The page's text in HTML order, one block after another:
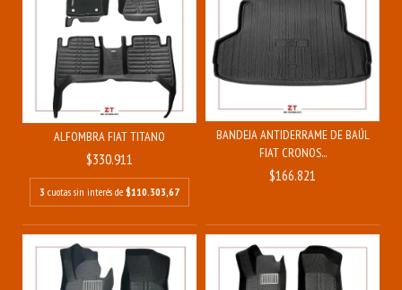
ALFOMBRA FIAT TITANO
$330.911
3 cuotas sin interés de $110.303,67
BANDEJA ANTIDERRAME DE BAÚL
FIAT CRONOS...
$166.821